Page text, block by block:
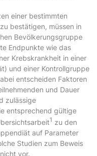
einer bestimmten
bestätigen, müssen in
Bevölkerungsgruppe
Endpunkte wie das
Krebskrankheit in einer
und einer Kontrollgruppe
entscheiden Faktoren
und Dauer
zulässige
entsprechend gültige
1 zu den
auf Parameter
Studien zum Beweis
vor.